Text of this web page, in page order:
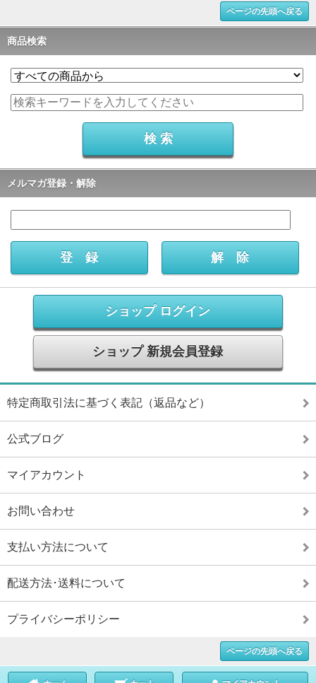
ページの先頭へ戻る
商品検索
メルマガ登録・解除
ショップ ログイン
ショップ 新規会員登録
特定商取引法に基づく表記（返品など）
公式ブログ
マイアカウント
お問い合わせ
支払い方法について
配送方法･送料について
プライバシーポリシー
ページの先頭へ戻る